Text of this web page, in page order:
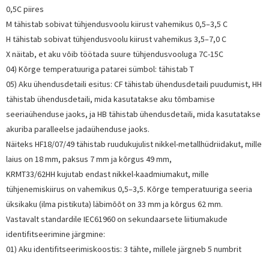
0,5C piires
M tähistab sobivat tühjendusvoolu kiirust vahemikus 0,5–3,5 C
H tähistab sobivat tühjendusvoolu kiirust vahemikus 3,5–7,0 C
X näitab, et aku võib töötada suure tühjendusvooluga 7C-15C
04) Kõrge temperatuuriga patarei sümbol: tähistab T
05) Aku ühendusdetaili esitus: CF tähistab ühendusdetaili puudumist, HH
tähistab ühendusdetaili, mida kasutatakse aku tõmbamise
seeriaühenduse jaoks, ja HB tähistab ühendusdetaili, mida kasutatakse
akuriba paralleelse jadaühenduse jaoks.
Näiteks HF18/07/49 tähistab ruudukujulist nikkel-metallhüdriidakut, mille
laius on 18 mm, paksus 7 mm ja kõrgus 49 mm,
KRMT33/62HH kujutab endast nikkel-kaadmiumakut, mille
tühjenemiskiirus on vahemikus 0,5–3,5. Kõrge temperatuuriga seeria
üksikaku (ilma pistikuta) läbimõõt on 33 mm ja kõrgus 62 mm.
Vastavalt standardile IEC61960 on sekundaarsete liitiumakude
identifitseerimine järgmine:
01) Aku identifitseerimiskoostis: 3 tähte, millele järgneb 5 numbrit